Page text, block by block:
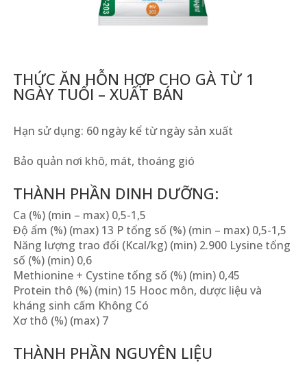
THỨC ĂN HỖN HỢP CHO GÀ TỪ 1
NGÀY TUỔI – XUẤT BÁN
Hạn sử dụng: 60 ngày kể từ ngày sản xuất
Bảo quản nơi khô, mát, thoáng gió
THÀNH PHẦN DINH DƯỠNG:
Ca (%) (min – max) 0,5-1,5
Độ ẩm (%) (max) 13 P tổng số (%) (min – max) 0,5-1,5
Năng lượng trao đổi (Kcal/kg) (min) 2.900 Lysine tổng
số (%) (min) 0,6
Methionine + Cystine tổng số (%) (min) 0,45
Protein thô (%) (min) 15 Hooc môn, dược liệu và
kháng sinh cấm Không Có
Xơ thô (%) (max) 7
THÀNH PHẦN NGUYÊN LIỆU